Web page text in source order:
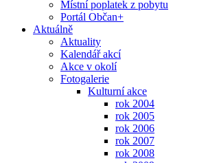
Místní poplatek z pobytu
Portál Občan+
Aktuálně
Aktuality
Kalendář akcí
Akce v okolí
Fotogalerie
Kulturní akce
rok 2004
rok 2005
rok 2006
rok 2007
rok 2008